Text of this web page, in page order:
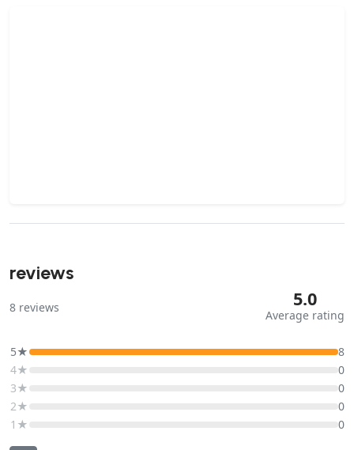
reviews
8 reviews 5.0
Average rating
5★
8
4★
0
3★
0
2★
0
1★
0